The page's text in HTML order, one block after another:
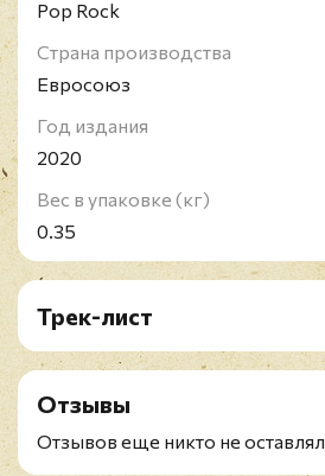
Pop Rock
Страна производства
Евросоюз
Год издания
2020
Вес в упаковке (кг)
0.35
Трек-лист
A1. A Love Like That
A2. English Manner
A3. Leaving The Mountain
A4. Joy
Отзывы
Отзывов еще никто не оставлял